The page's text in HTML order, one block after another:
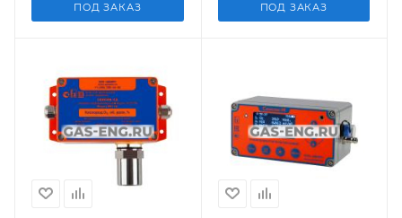
ПОД ЗАКАЗ ПОД ЗАКАЗ